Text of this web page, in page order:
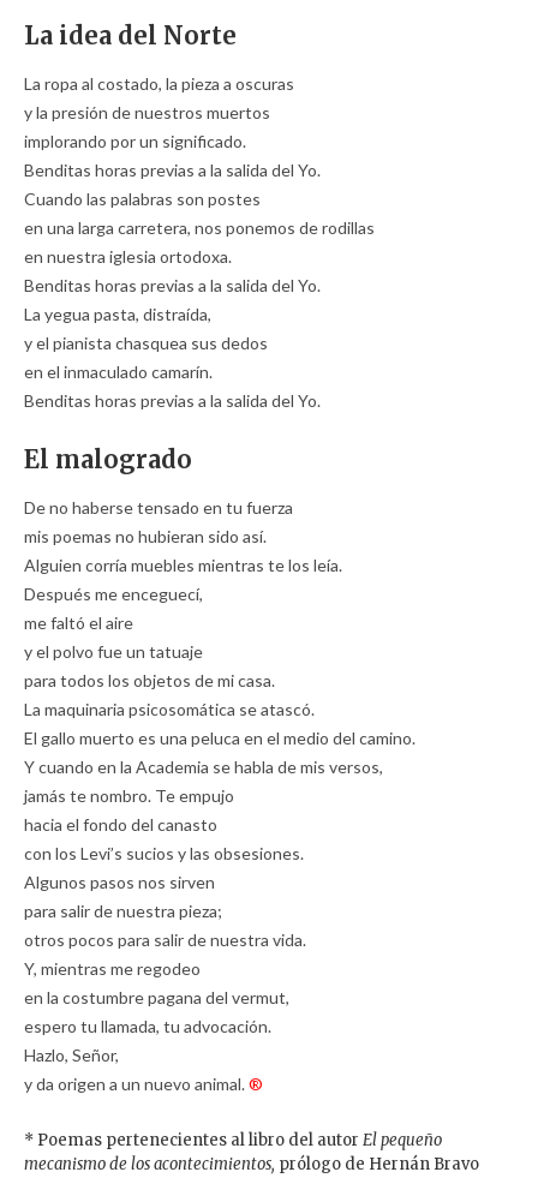
La idea del Norte
La ropa al costado, la pieza a oscuras
y la presión de nuestros muertos
implorando por un significado.
Benditas horas previas a la salida del Yo.
Cuando las palabras son postes
en una larga carretera, nos ponemos de rodillas
en nuestra iglesia ortodoxa.
Benditas horas previas a la salida del Yo.
La yegua pasta, distraída,
y el pianista chasquea sus dedos
en el inmaculado camarín.
Benditas horas previas a la salida del Yo.
El malogrado
De no haberse tensado en tu fuerza
mis poemas no hubieran sido así.
Alguien corría muebles mientras te los leía.
Después me enceguecí,
me faltó el aire
y el polvo fue un tatuaje
para todos los objetos de mi casa.
La maquinaria psicosomática se atascó.
El gallo muerto es una peluca en el medio del camino.
Y cuando en la Academia se habla de mis versos,
jamás te nombro. Te empujo
hacia el fondo del canasto
con los Levi’s sucios y las obsesiones.
Algunos pasos nos sirven
para salir de nuestra pieza;
otros pocos para salir de nuestra vida.
Y, mientras me regodeo
en la costumbre pagana del vermut,
espero tu llamada, tu advocación.
Hazlo, Señor,
y da origen a un nuevo animal.®
* Poemas pertenecientes al libro del autor El pequeño
mecanismo de los acontecimientos, prólogo de Hernán Bravo